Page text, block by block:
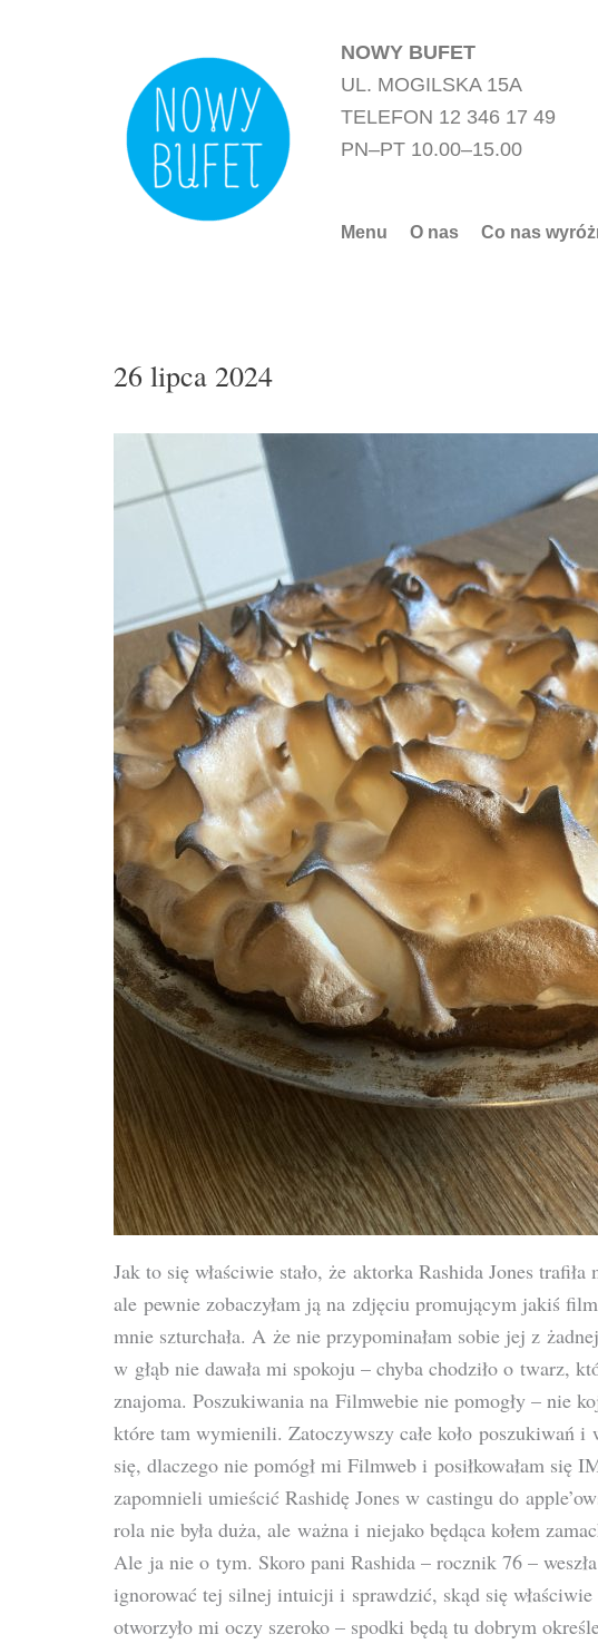
NOWY BUFET
UL. MOGILSKA 15A
TELEFON 12 346 17 49
PN–PT 10.00–15.00
Menu O nas Co nas
26 lipca 2024
Jak to się właściwie stało, że aktorka Rashida Jones
ale pewnie zobaczyłam ją na zdjęciu promującym jakiś
mnie szturchała. A że nie przypominałam sobie jej z
w głąb nie dawała mi spokoju – chyba chodziło o twarz,
znajoma. Poszukiwania na Filmwebie nie pomogły – nie
które tam wymienili. Zatoczywszy całe koło poszukiwań i
się, dlaczego nie pomógł mi Filmweb i posiłkowałam się
zapomnieli umieścić Rashidę Jones w castingu do
rola nie była duża, ale ważna i niejako będąca kołem
Ale ja nie o tym. Skoro pani Rashida – rocznik 76 –
ignorować tej silnej intuicji i sprawdzić, skąd się
otworzyło mi oczy szeroko – spodki będą tu dobrym